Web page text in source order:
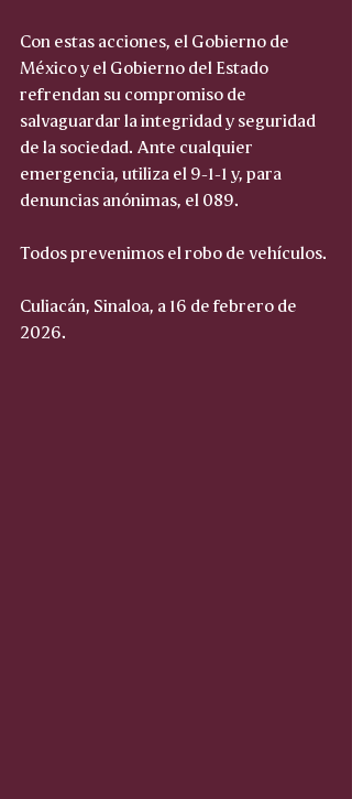
Con estas acciones, el Gobierno de
México y el Gobierno del Estado
refrendan su compromiso de
salvaguardar la integridad y seguridad
de la sociedad. Ante cualquier
emergencia, utiliza el 9-1-1 y, para
denuncias anónimas, el 089.
Todos prevenimos el robo de vehículos.
Culiacán, Sinaloa, a 16 de febrero de
2026.